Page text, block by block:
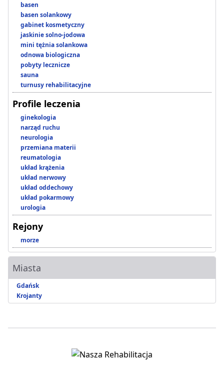
basen
basen solankowy
gabinet kosmetyczny
jaskinie solno-jodowa
mini tężnia solankowa
odnowa biologiczna
pobyty lecznicze
sauna
turnusy rehabilitacyjne
Profile leczenia
ginekologia
narząd ruchu
neurologia
przemiana materii
reumatologia
układ krążenia
układ nerwowy
układ oddechowy
układ pokarmowy
urologia
Rejony
morze
Miasta
Gdańsk
Krojanty